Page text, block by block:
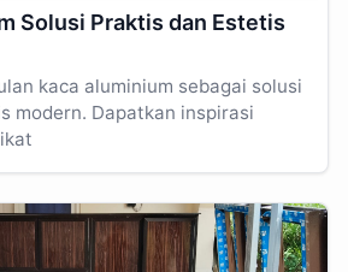
Solusi Praktis dan Estetis
kaca aluminium sebagai solusi
modern. Dapatkan inspirasi